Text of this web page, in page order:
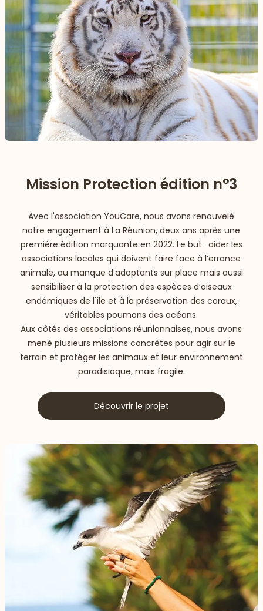
Mission Protection édition n°3
Avec l'association YouCare, nous avons renouvelé
notre engagement à La Réunion, deux ans après une
première édition marquante en 2022. Le but : aider les
associations locales qui doivent faire face à l’errance
animale, au manque d’adoptants sur place mais aussi
sensibiliser à la protection des espèces d’oiseaux
endémiques de l'île et à la préservation des coraux,
véritables poumons des océans.
Aux côtés des associations réunionnaises, nous avons
mené plusieurs missions concrètes pour agir sur le
terrain et protéger les animaux et leur environnement
paradisiaque, mais fragile.
Découvrir le projet